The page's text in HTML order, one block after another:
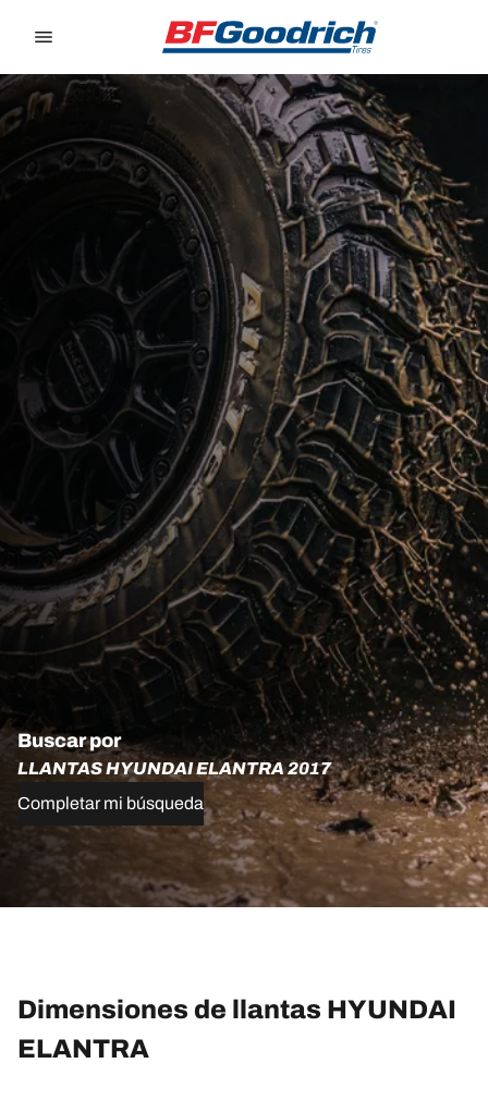
Buscar por
LLANTAS HYUNDAI ELANTRA 2017
Completar mi búsqueda
Dimensiones de llantas HYUNDAI
ELANTRA